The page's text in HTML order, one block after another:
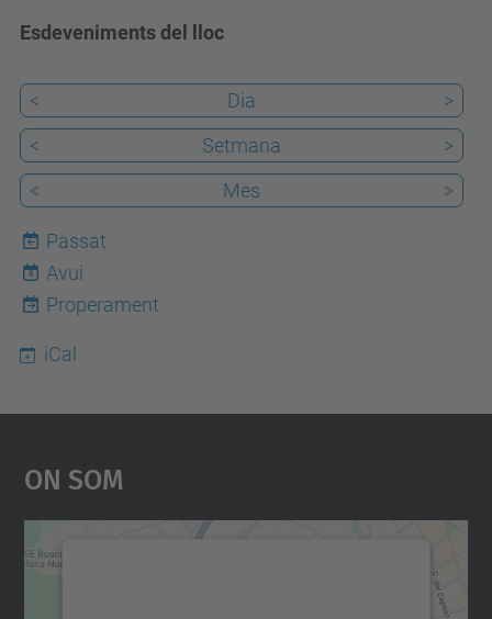
Esdeveniments del lloc
< Dia
>
<
Setmana
>
<
Mes >
Passat
8
Avui
Properament
iCal
On Som